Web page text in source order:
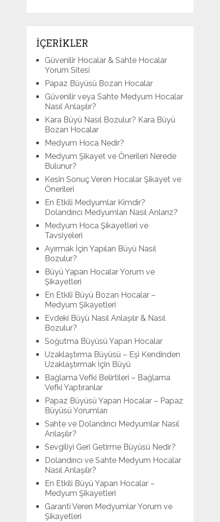
İÇERİKLER
Güvenilir Hocalar & Sahte Hocalar
Yorum Sitesi
Papaz Büyüsü Bozan Hocalar
Güvenilir veya Sahte Medyum Hocalar
Nasıl Anlaşılır?
Kara Büyü Nasıl Bozulur? Kara Büyü
Bozan Hocalar
Medyum Hoca Nedir?
Medyum Şikayet ve Önerileri Nerede
Bulunur?
Kesin Sonuç Veren Hocalar Şikayet ve
Önerileri
En Etkili Medyumlar Kimdir?
Dolandırıcı Medyumları Nasıl Anlarız?
Medyum Hoca Şikayetleri ve
Tavsiyeleri
Ayırmak İçin Yapılan Büyü Nasıl
Bozulur?
Büyü Yapan Hocalar Yorum ve
Şikayetleri
En Etkili Büyü Bozan Hocalar –
Medyum Şikayetleri
Evdeki Büyü Nasıl Anlaşılır & Nasıl
Bozulur?
Soğutma Büyüsü Yapan Hocalar
Uzaklaştırma Büyüsü – Eşi Kendinden
Uzaklaştırmak İçin Büyü
Bağlama Vefki Belirtileri – Bağlama
Vefki Yaptıranlar
Papaz Büyüsü Yapan Hocalar – Papaz
Büyüsü Yorumları
Sahte ve Dolandırıcı Medyumlar Nasıl
Anlaşılır?
Sevgiliyi Geri Getirme Büyüsü Nedir?
Dolandırıcı ve Sahte Medyum Hocalar
Nasıl Anlaşılır?
En Etkili Büyü Yapan Hocalar –
Medyum Şikayetleri
Garanti Veren Medyumlar Yorum ve
Şikayetleri